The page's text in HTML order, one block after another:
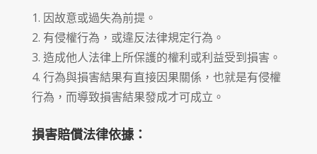
因故意或過失為前提。
有侵權行為，或違反法律規定行為。
造成他人法律上所保護的權利或利益受到損害。
行為與損害結果有直接因果關係，也就是有侵權
行為，而導致損害結果發成才可成立。
損害賠償法律依據：